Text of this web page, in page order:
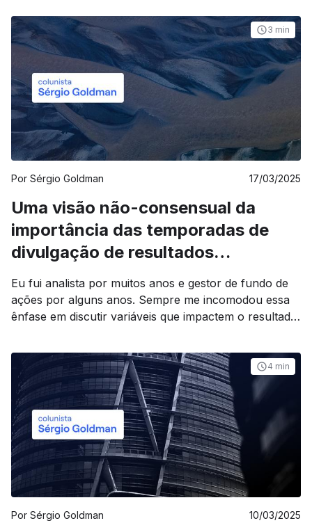
3 min
Por Sérgio Goldman 17/03/2025
Uma visão não-consensual da
importância das temporadas de
divulgação de resultados
trimestrais
Eu fui analista por muitos anos e gestor de fundo de
ações por alguns anos. Sempre me incomodou essa
ênfase em discutir variáveis que impactem o resultado
qualidade da implementação da estratégia
estabelecida.
4 min
Por Sérgio Goldman 10/03/2025